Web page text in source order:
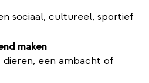
sociaal, cultureel, sportief
maken
een ambacht of